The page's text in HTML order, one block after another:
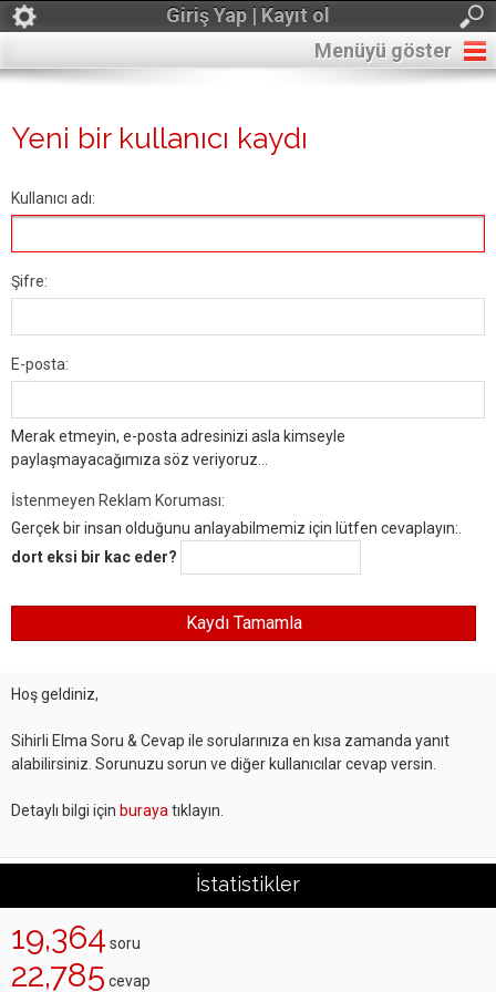
Giriş Yap | Kayıt ol
Menüyü göster
Yeni bir kullanıcı kaydı
Kullanıcı adı:
Şifre:
E-posta:
Merak etmeyin, e-posta adresinizi asla kimseyle
paylaşmayacağımıza söz veriyoruz...
İstenmeyen Reklam Koruması:
Gerçek bir insan olduğunu anlayabilmemiz için lütfen cevaplayın:.
dort eksi bir kac eder?
Hoş geldiniz,
Sihirli Elma Soru & Cevap ile sorularınıza en kısa zamanda yanıt
alabilirsiniz. Sorunuzu sorun ve diğer kullanıcılar cevap versin.
Detaylı bilgi için buraya tıklayın.
İstatistikler
19,364 soru
22,785 cevap